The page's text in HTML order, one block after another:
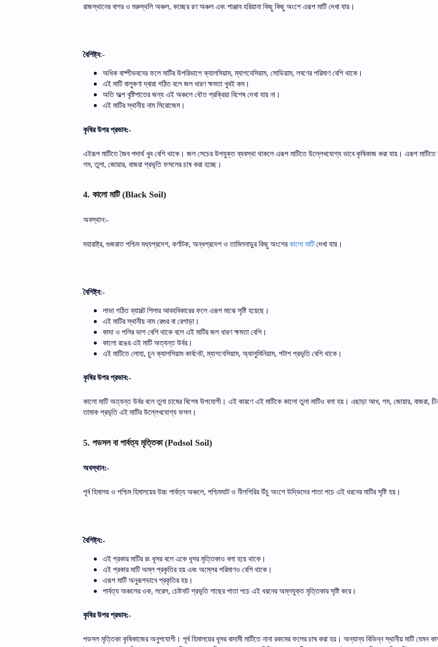
রাজস্থানের বাগর ও মরুস্থলি অঞ্চল, কচ্ছের রণ অঞ্চল এবং পাঞ্জাব হরিয়ানা কিছু কিছু অংশে এরূপ মাটি দেখা যায়।
বৈশিষ্ট্য:-
অধিক বাষ্পীভবনের ফলে মাটির উপরিভাগেক্যালসিয়াম,ম্যাগনেসিয়াম, সোডিয়াম, লবণের পরিমাণ বেশি থাকে।
এই মাটি বালুকণাদ্বারা গঠিত বলে জল ধারণক্ষমতা খুবই কম।
অতি অল্প বৃষ্টিপাতের জন্য এই অঞ্চলে ধৌত প্রক্রিয়া বিশেষ দেখা যায় না।
এই মাটিরস্থানীয় নাম সিরোজেম।
কৃষির উপর প্রভাব:-
এইরূপ মাটিতেজৈব পদার্থ খুব বেশি থাকে। জল সেচের উপযুক্তব্যবস্থা থাকলে এরূপ মাটিতে উল্লেখযোগ্য ভাবে কৃষিকাজ করা যায়। এরূপ মাটিতে
গম,তুলা, জোয়ার, বাজরা প্রভৃতি ফসলের চাষ করা হচ্ছে।
4. কালো মাটি(Black Soil)
অবস্থান:-
মহারাষ্ট্র, গুজরাত পশ্চিম মধ্যপ্রদেশ, কর্ণাটক, অন্ধপ্রদেশ ও তামিলনাড়ুর কিছু অংশের কালো মাটি দেখা যায়।
বৈশিষ্ট্য:-
লাভা গঠিতব্যাসল্ট শিলার আবহবিকারের ফলে এরূপ মাঝে সৃষ্টি হয়েছে।
এই মাটিরস্থানীয় নাম রেগুর বা রেগাড়া।
কাদা ও পলির ভাগ বেশি থাকে বলে এই মাটির জল ধারণক্ষমতা বেশি।
কালো রঙের এই মাটি অত্যন্ত উর্বর।
এই মাটিতে লোহা, চুনক্যালসিয়াম কার্বনেট,ম্যাগনেসিয়াম, অ্যালুমিনিয়াম, পটাশ প্রভৃতি বেশি থাকে।
কৃষির উপর প্রভাব:-
কালো মাটি অত্যন্ত উর্বর বলেতুলা চাষের বিশেষ উপযোগী। এই কারণে এই মাটিকে কালোতুলা মাটিও বলা হয়। এছাড়া আখ, গম, জোয়ার, বাজরা,
তামাক প্রভৃতি এই মাটির উল্লেখযোগ্য ফসল।
5. পডসল বা পার্বত্য মৃত্তিকা(Podsol Soil)
অবস্থান:-
পূর্ব হিমালয় ও পশ্চিম হিমালয়ের উচ্চ পার্বত্য অঞ্চলে, পশ্চিমঘাট ও নীলগিরির উঁচু অংশে উদ্ভিদের পাতা পচে এই ধরনের মাটির সৃষ্টি হয়।
বৈশিষ্ট্য:-
এই প্রকার মাটির রং ধূসর বলে একে ধূসর মৃত্তিকাও বলা হয়ে থাকে।
এই প্রকার মাটি অম্ল প্রকৃতির হয় এবং অম্লের পরিমাণও বেশি থাকে।
এরূপ মাটি অনুরূপভাবে প্রকৃতির হয়।
পার্বত্য অঞ্চলের ওক, লরেল, চেষ্টনাট প্রভৃতি গাছের পাতা পচে এই ধরনের অম্লযুক্ত মৃত্তিকার সৃষ্টি করে।
কৃষির উপর প্রভাব:-
পডসল মৃত্তিকা কৃষিকাজের অনুপযোগী। পূর্ব হিমালয়ের ধূসর বাদামী মাটিতে নানা রকমের ফলের চাষ করা হয়। অন্যান্য বিভিন্নস্থানীয় মাটি যেমন